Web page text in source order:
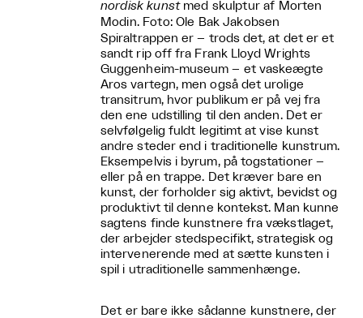
nordisk kunstmed skulptur af Morten
Modin. Foto: Ole Bak Jakobsen
Spiraltrappen er – trods det, at det er et
sandt rip off fra Frank Lloyd Wrights
Guggenheim-museum – et vaskeægte
Aros vartegn, men også det urolige
transitrum, hvor publikum er på vej fra
den ene udstilling til den anden. Det er
selvfølgelig fuldt legitimt at vise kunst
andre steder end i traditionelle kunstrum.
Eksempelvis i byrum, på togstationer –
eller på en trappe. Det kræver bare en
kunst, der forholder sig aktivt, bevidst og
produktivt til denne kontekst. Man kunne
sagtens finde kunstnere fra vækstlaget,
der arbejder stedspecifikt, strategisk og
intervenerende med at sætte kunsten i
spil i utraditionelle sammenhænge.
Det er bare ikke sådanne kunstnere, der